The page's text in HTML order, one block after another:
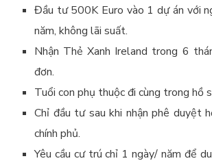
Đầu tư 500K Euro vào 1 dự án với
năm, không lãi suất.
Nhận Thẻ Xanh Ireland trong 6
đơn.
Tuổi con phụ thuộc đi cùng trong hồ
Chỉ đầu tư sau khi nhận phê duyệt
chính phủ.
Yêu cầu cư trú chỉ 1 ngày/ năm để